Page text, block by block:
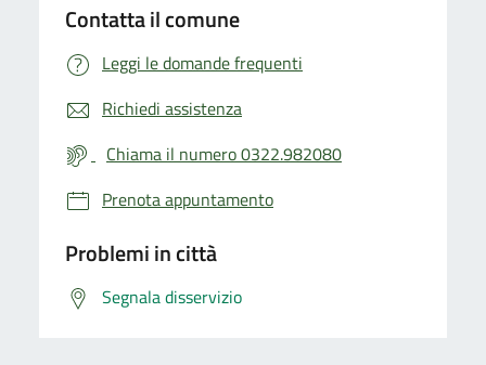
Contatta il comune
Leggi le domande frequenti
Richiedi assistenza
Chiama il numero 0322.982080
Prenota appuntamento
Problemi in città
Segnala disservizio